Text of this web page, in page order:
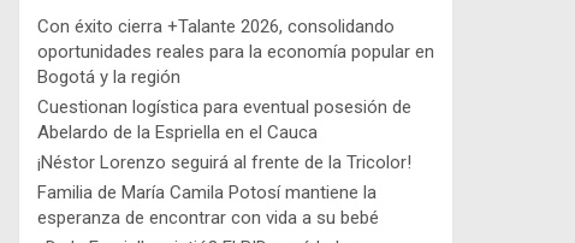
Con éxito cierra +Talante 2026, consolidando
oportunidades reales para la economía popular en
Bogotá y la región
Cuestionan logística para eventual posesión de
Abelardo de la Espriella en el Cauca
¡Néstor Lorenzo seguirá al frente de la Tricolor!
Familia de María Camila Potosí mantiene la
esperanza de encontrar con vida a su bebé